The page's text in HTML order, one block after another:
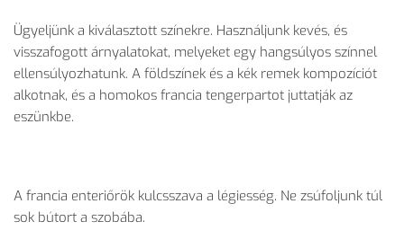
Ügyeljünk a kiválasztott színekre. Használjunk kevés, és
visszafogott árnyalatokat, melyeket egy hangsúlyos színnel
ellensúlyozhatunk. A földszínek és a kék remek kompozíciót
alkotnak, és a homokos francia tengerpartot juttatják az
eszünkbe.
A francia enteriőrök kulcsszava a légiesség. Ne zsúfoljunk túl
sok bútort a szobába.